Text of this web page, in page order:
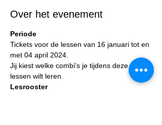
Over het evenement
Periode
Tickets voor de lessen van 16 januari tot en
met 04 april 2024.
Jij kiest welke combi's je tijdens deze
lessen wilt leren.
Lesrooster